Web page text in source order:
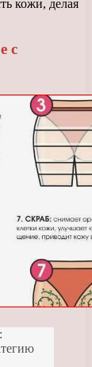
кожи, делая
с